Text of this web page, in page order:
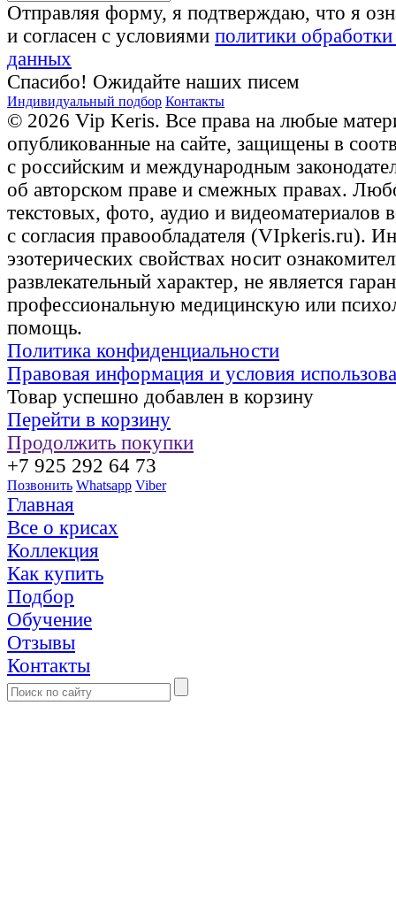
Отправляя форму, я подтверждаю, что я
и согласен с условиями политики
данных
Спасибо! Ожидайте наших писем
Индивидуальный подбор Контакты
© 2026 Vip Keris. Все права на любые
опубликованные на сайте, защищены в
с российским и международным
об авторском праве и смежных правах.
текстовых, фото, аудио и видеоматериалов
с согласия правообладателя (VIpkeris.ru).
эзотерических свойствах носит
развлекательный характер, не является
профессиональную медицинскую или
помощь.
Политика конфиденциальности
Правовая информация и условия
Товар успешно добавлен в корзину
Перейти в корзину
Продолжить покупки
+7 925 292 64 73
Позвонить Whatsapp Viber
Главная
Все о крисах
Коллекция
Как купить
Подбор
Обучение
Отзывы
Контакты